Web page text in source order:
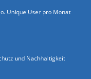
Unique User pro Monat
und Nachhaltigkeit